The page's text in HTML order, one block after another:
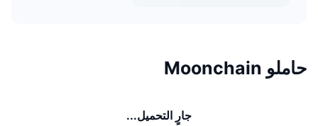
حاملو Moonchain
جارٍ التحميل...